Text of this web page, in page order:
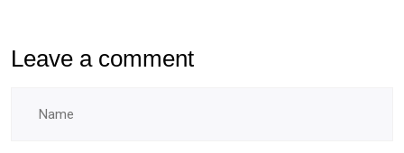
Leave a comment